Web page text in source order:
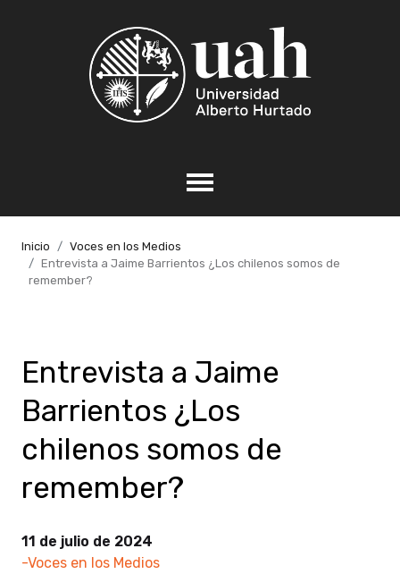
Inicio
Voces en los Medios
Entrevista a Jaime Barrientos ¿Los chilenos somos de
remember?
Entrevista a Jaime
Barrientos ¿Los
chilenos somos de
remember?
11 de julio de 2024
-Voces en los Medios